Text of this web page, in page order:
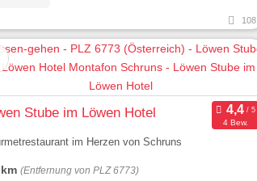
108
Stube im Löwen Hotel
4 Bew.
im Herzen von Schruns
(Entfernung von PLZ 6773)